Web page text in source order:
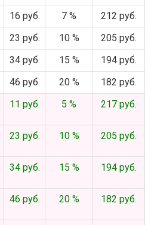
16 руб. 7 %
212 руб.
23 руб. 10 %
205 руб.
34 руб. 15 %
194 руб.
46 руб. 20 %
182 руб.
11 руб. 5 % 217 руб.
23 руб. 10 % 205 руб.
34 руб. 15 % 194 руб.
46 руб. 20 % 182 руб.